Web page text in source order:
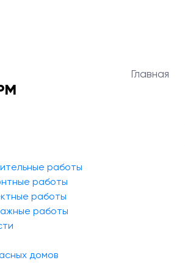
Главная
работы
работы
работы
работы
домов